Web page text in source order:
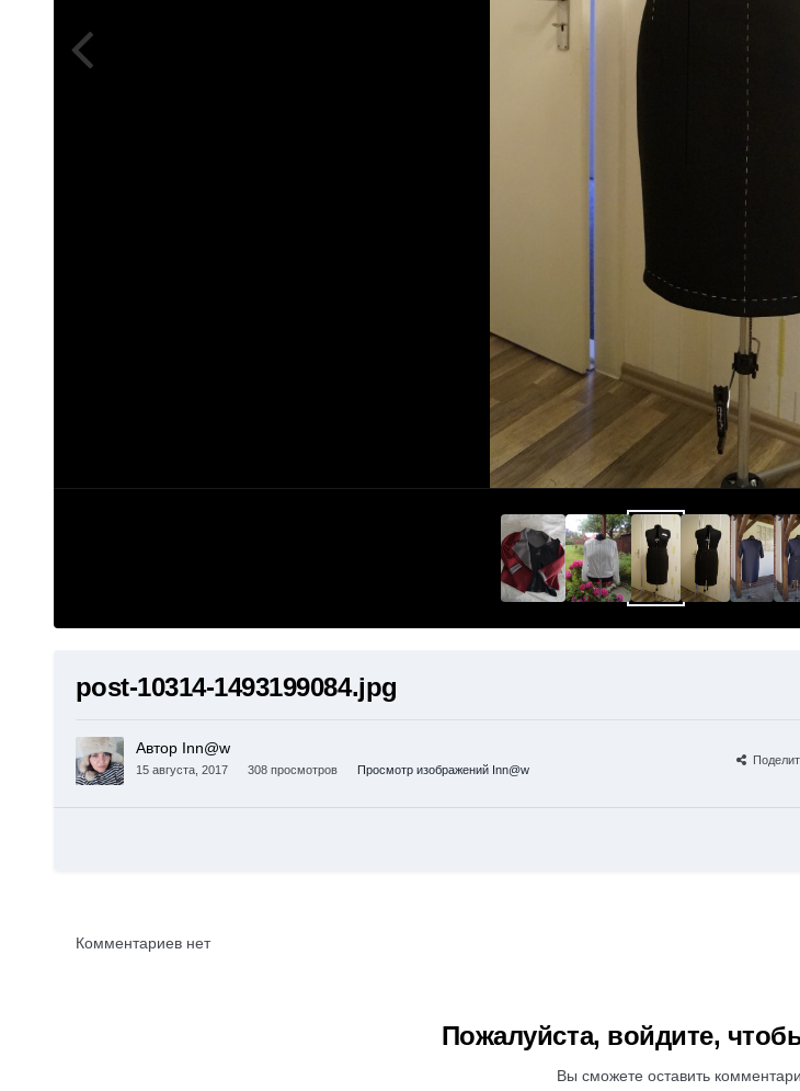
post-10314-1493199084.jpg
Автор Inn@w
15 августа, 2017 308 просмотров Просмотр изображений Inn@w
Комментариев нет
Пожалуйста, войдите,
Вы сможете оставить